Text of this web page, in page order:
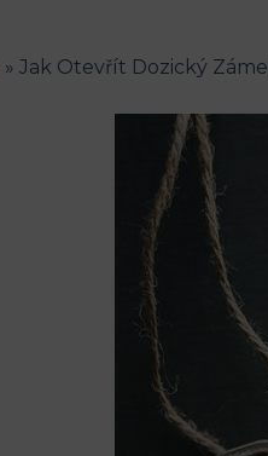
» Jak Otevřít Dozický